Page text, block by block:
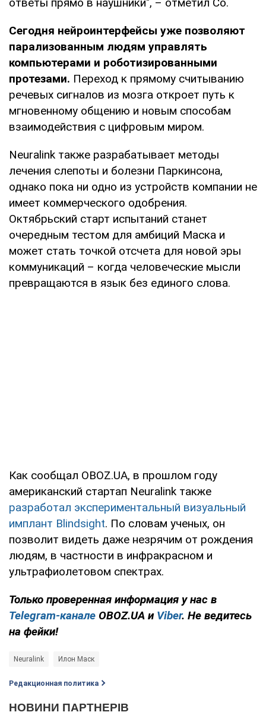
Сегодня нейроинтерфейсы уже позволяют
парализованным людям управлять
компьютерами и роботизированными
протезами. Переход к прямому считыванию
речевых сигналов из мозга откроет путь к
мгновенному общению и новым способам
взаимодействия с цифровым миром.
Neuralink также разрабатывает методы
лечения слепоты и болезни Паркинсона,
однако пока ни одно из устройств компании не
имеет коммерческого одобрения.
Октябрьский старт испытаний станет
очередным тестом для амбиций Маска и
может стать точкой отсчета для новой эры
коммуникаций – когда человеческие мысли
превращаются в язык без единого слова.
Как сообщал OBOZ.UA, в прошлом году
американский стартап Neuralink также
разработал экспериментальный визуальный
имплант Blindsight. По словам ученых, он
позволит видеть даже незрячим от рождения
людям, в частности в инфракрасном и
ультрафиолетовом спектрах.
Только проверенная информация у нас в
Telegram-канале OBOZ.UA и Viber. Не ведитесь
на фейки!
Neuralink Илон Маск
Редакционная политика